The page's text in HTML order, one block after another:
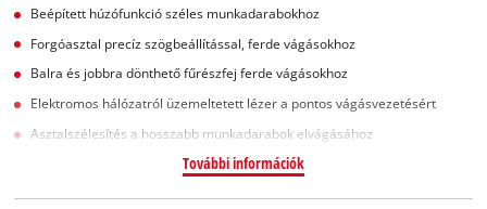
Beépített húzófunkció széles munkadarabokhoz
Forgóasztal precíz szögbeállítással, ferde vágásokhoz
Balra és jobbra dönthető fűrészfej ferde vágásokhoz
Elektromos hálózatról üzemeltetett lézer a pontos vágásvezetésért
Asztalszélesítés a hosszabb munkadarabok elvágásához
További információk